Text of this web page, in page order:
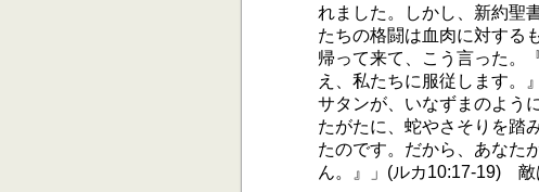
れました。しかし、新約聖
たちの格闘は血肉に対する
帰って来て、こう言った。
え、私たちに服従します。
サタンが、いなずまのよう
たがたに、蛇やさそりを踏
たのです。だから、あなた
ん。』」(ルカ10:17-19) 敵